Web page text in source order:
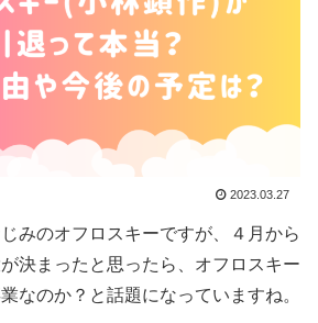
2023.03.27
みのオフロスキーですが、４月から
決まったと思ったら、オフロスキー
なのか？と話題になっていますね。